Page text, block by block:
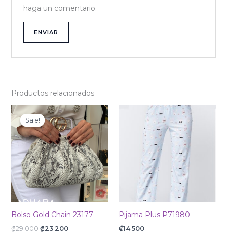
haga un comentario.
Productos relacionados
Sale!
Sale!
Bolso Gold Chain 23177
₡29 000
Original
price
was:
₡29
000.
₡23 200
Current
price
is:
₡23
200.
Pijama Plus P71980
₡14 500